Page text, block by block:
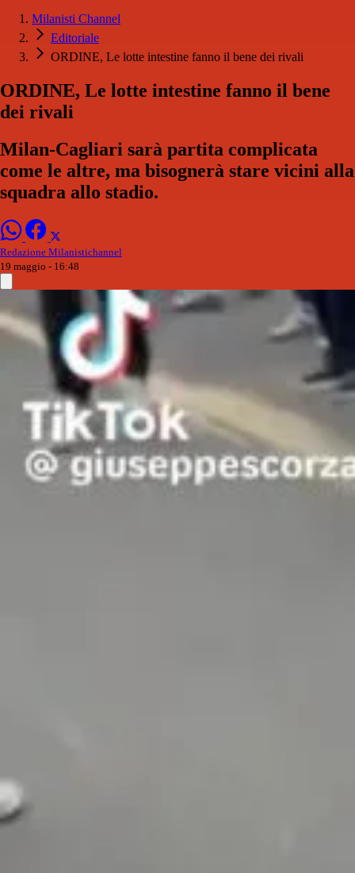
Milanisti Channel
Editoriale
ORDINE, Le lotte intestine fanno il bene dei rivali
ORDINE, Le lotte intestine fanno il bene
dei rivali
Milan-Cagliari sarà partita complicata
come le altre, ma bisognerà stare vicini alla
squadra allo stadio.
Redazione Milanistichannel
19 maggio - 16:48